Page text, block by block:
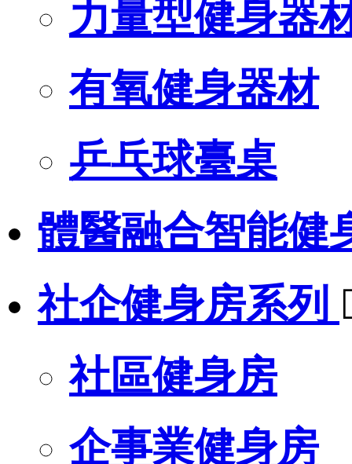
力量型健身器
有氧健身器材
乒乓球臺桌
體醫融合智能健
社企健身房系列
社區健身房
企事業健身房